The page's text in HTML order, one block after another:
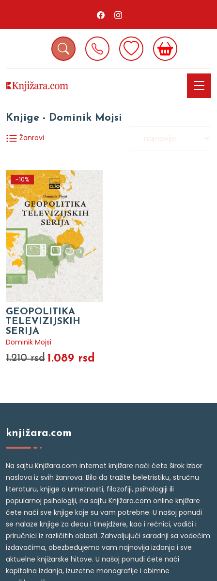
Knjige - Dominik Mojsi
Žanrovi
-10%
GEOPOLITIKA
TELEVIZIJSKIH
SERIJA
Dominik Mojsi
1.210 rsd 1.089 rsd
knjižara.com
Na sajtu Knjižara.com internet knjižare naći ćete širok izbor
naslova iz svih žanrova. Bilo da tražite beletristiku, stručnu
literaturu, knjige o umetnosti, filozofiji, psihologiji ili
popularnoj psihologiji, na sajtu Knjižara.com online knjižare
ćete naći sve knjige koje su vam potrebne. U našoj ponudi
se nalaze knjige za decu i tinejdžere, kao i rečnici, vodiči i
priručnici iz različitih oblasti. Zahvaljujući saradnji sa vodećim
izdavačima, obezbeđujemo vam najnovija izdanja i sve
aktuelne knjižarske hitove. U našoj ponudi ćete naći
kapitalna izdanja, izuzetne monografije i obimne